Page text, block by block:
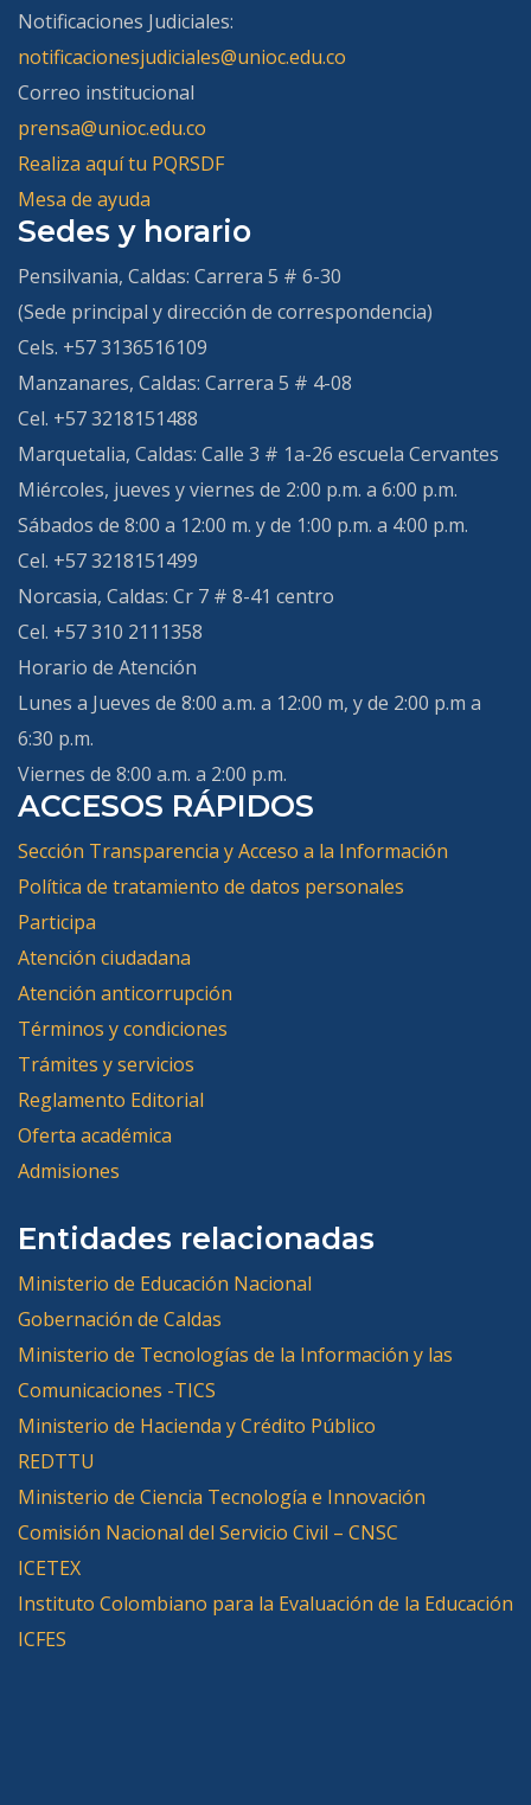
Notificaciones Judiciales:
notificacionesjudiciales@unioc.edu.co
Correo institucional
prensa@unioc.edu.co
Realiza aquí tu PQRSDF
Mesa de ayuda
Sedes y horario
Pensilvania, Caldas: Carrera 5 # 6-30
(Sede principal y dirección de correspondencia)
Cels. +57 3136516109
Manzanares, Caldas: Carrera 5 # 4-08
Cel. +57 3218151488
Marquetalia, Caldas: Calle 3 # 1a-26 escuela Cervantes
Miércoles, jueves y viernes de 2:00 p.m. a 6:00 p.m.
Sábados de 8:00 a 12:00 m. y de 1:00 p.m. a 4:00 p.m.
Cel. +57 3218151499
Norcasia, Caldas: Cr 7 # 8-41 centro
Cel. +57 310 2111358
Horario de Atención
Lunes a Jueves de 8:00 a.m. a 12:00 m, y de 2:00 p.m a
6:30 p.m.
Viernes de 8:00 a.m. a 2:00 p.m.
ACCESOS RÁPIDOS
Sección Transparencia y Acceso a la Información
Política de tratamiento de datos personales
Participa
Atención ciudadana
Atención anticorrupción
Términos y condiciones
Trámites y servicios
Reglamento Editorial
Oferta académica
Admisiones
Entidades relacionadas
Ministerio de Educación Nacional
Gobernación de Caldas
Ministerio de Tecnologías de la Información y las
Comunicaciones -TICS
Ministerio de Hacienda y Crédito Público
REDTTU
Ministerio de Ciencia Tecnología e Innovación
Comisión Nacional del Servicio Civil – CNSC
ICETEX
Instituto Colombiano para la Evaluación de la Educación
ICFES